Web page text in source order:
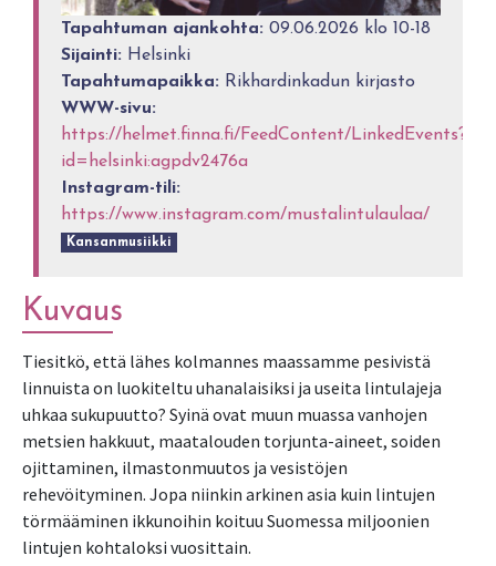
Tapahtuman ajankohta: 09.06.2026 klo 10-18
Sijainti: Helsinki
Tapahtumapaikka: Rikhardinkadun kirjasto
WWW-sivu:
https://helmet.finna.fi/FeedContent/LinkedEvents?
id=helsinki:agpdv2476a
Instagram-tili:
https://www.instagram.com/mustalintulaulaa/
Kansanmusiikki
Kuvaus
Tiesitkö, että lähes kolmannes maassamme pesivistä
linnuista on luokiteltu uhanalaisiksi ja useita lintulajeja
uhkaa sukupuutto? Syinä ovat muun muassa vanhojen
metsien hakkuut, maatalouden torjunta-aineet, soiden
ojittaminen, ilmastonmuutos ja vesistöjen
rehevöityminen. Jopa niinkin arkinen asia kuin lintujen
törmääminen ikkunoihin koituu Suomessa miljoonien
lintujen kohtaloksi vuosittain.